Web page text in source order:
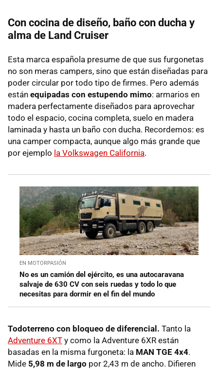
Con cocina de diseño, baño con ducha y
alma de Land Cruiser
Esta marca española presume de que sus furgonetas
no son meras campers, sino que están diseñadas para
poder circular por todo tipo de firmes. Pero además
están equipadas con estupendo mimo: armarios en
madera perfectamente diseñados para aprovechar
todo el espacio, cocina completa, suelo en madera
laminada y hasta un baño con ducha. Recordemos: es
una camper compacta, aunque algo más grande que
por ejemplo la Volkswagen California.
EN MOTORPASIÓN
No es un camión del ejército, es una autocaravana
salvaje de 630 CV con seis ruedas y todo lo que
necesitas para dormir en el fin del mundo
Todoterreno con bloqueo de diferencial. Tanto la
Adventure 6XT y como la Adventure 6XR están
basadas en la misma furgoneta: la MAN TGE 4x4.
Mide 5,98 m de largo por 2,43 m de ancho. Difieren